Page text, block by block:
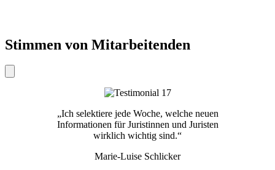
Stimmen von Mitarbeitenden
„Ich selektiere jede Woche, welche neuen
Informationen für Juristinnen und Juristen
wirklich wichtig sind.“
Marie-Luise Schlicker